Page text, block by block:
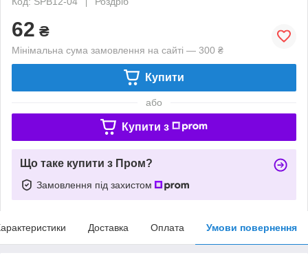
62 ₴
Мінімальна сума замовлення на сайті — 300 ₴
Купити
або
Купити з
Що таке купити з Пром?
Замовлення під захистом
Доставка Оплата Умови повернення